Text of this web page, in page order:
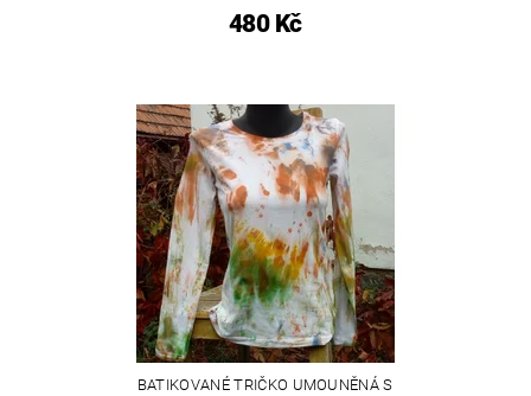
480 Kč
BATIKOVANÉ TRIČKO UMOUNĚNÁ S